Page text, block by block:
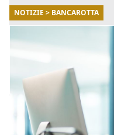
NOTIZIE > BANCAROTTA
Rapporto tra
fraudolenta: in
Chi non paga le tasse
evasione fiscale. Ma in
rapporto tra
[...]